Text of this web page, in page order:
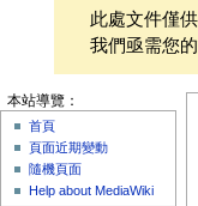
此處文件僅
我們亟需您
本站導覽：
首頁
頁面近期變動
隨機頁面
Help about MediaWiki